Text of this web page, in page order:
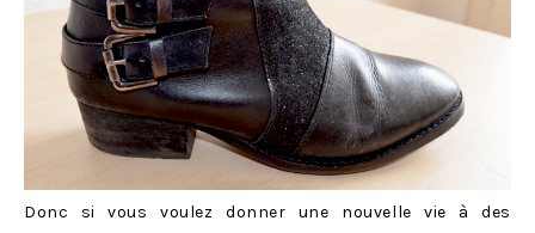
Donc si vous voulez donner une nouvelle vie à des